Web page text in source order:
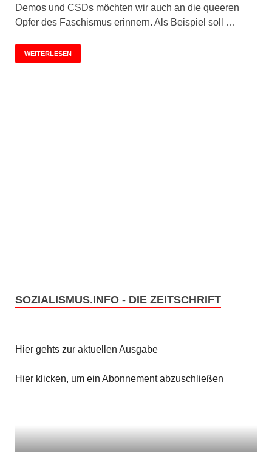
Demos und CSDs möchten wir auch an die queeren
Opfer des Faschismus erinnern. Als Beispiel soll …
WEITERLESEN
SOZIALISMUS.INFO - DIE ZEITSCHRIFT
Hier gehts zur aktuellen Ausgabe
Hier klicken, um ein Abonnement abzuschließen